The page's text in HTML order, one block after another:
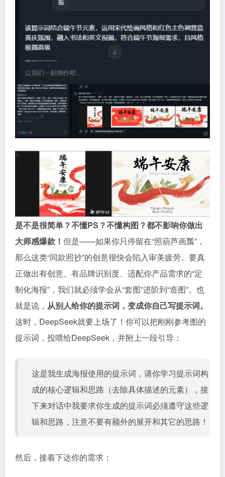
是不是很简单？不懂PS？不懂构图？都不影响你做出
大师感爆款！ 但是——如果你只停留在“照葫芦画瓢”，
那么这类“同款照抄”的创意很快会陷入审美疲劳。要真
正做出有创意、有品牌识别度、适配你产品需求的“定
制化海报”，我们就必须学会从“套图”进阶到“造图”。也
就是说， 从别人给你的提示词，变成你自己写提示词。
这时，DeepSeek就要上场了！你可以把刚刚参考图的
提示词，投喂给DeepSeek，并附上一段引导：
这是我生成海报使用的提示词，请你学习提示词构
成的核心逻辑和思路（去除具体描述的元素），接
下来对话中我要求你生成的提示词必须遵守这些逻
辑和思路，注意不要有额外的展开和其它的思路！
然后，接着下达你的需求：